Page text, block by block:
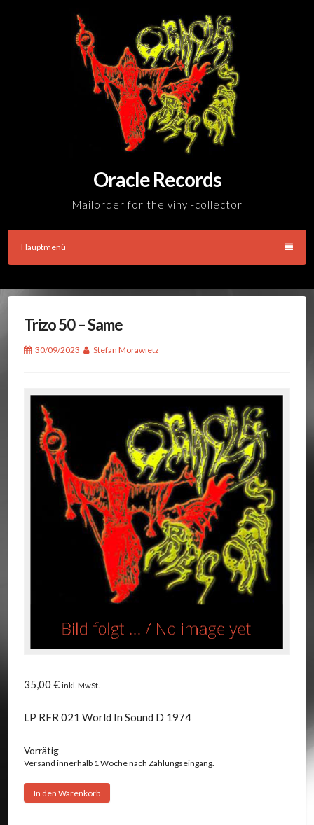
Oracle Records
Mailorder for the vinyl-collector
Hauptmenü
Trizo 50 – Same
30/09/2023 Stefan Morawietz
35,00 € inkl. MwSt.
LP RFR 021 World In Sound D 1974
Vorrätig
Versand innerhalb 1 Woche nach Zahlungseingang.
Trizo
In den Warenkorb